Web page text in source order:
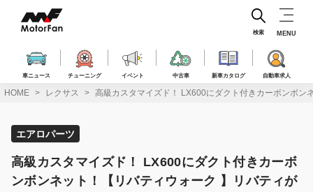
ス
車ニュース チューニング イベント 中古車 新車カタログ 自動車求人
検索 MENU
HOME レクサス 高級カスタマイズド！ LX600にダクト付きカーボンボ
エアロパーツ
高級カスタマイズド！ LX600にダクト付きカーボ
ンボンネット！【リバティウォーク 】リバティが